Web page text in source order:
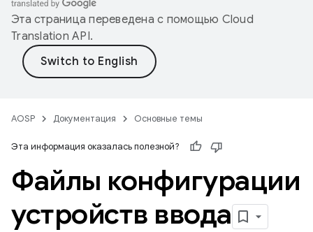
Эта страница переведена с помощью Cloud
Translation API.
AOSP Документация Основные темы
Эта информация оказалась полезной?
Файлы конфигурации
устройств ввода